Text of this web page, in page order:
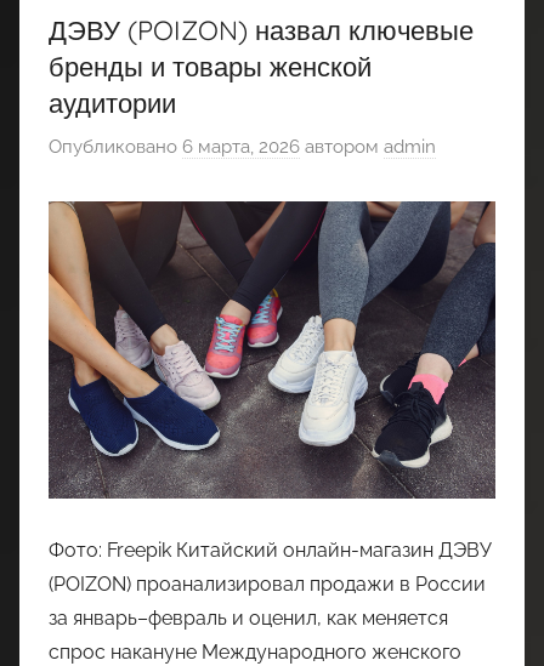
ДЭВУ (POIZON) назвал ключевые
бренды и товары женской
аудитории
Опубликовано 6 марта, 2026 автором admin
Фото: Freepik Китайский онлайн-магазин ДЭВУ
(POIZON) проанализировал продажи в России
за январь–февраль и оценил, как меняется
спрос накануне Международного женского